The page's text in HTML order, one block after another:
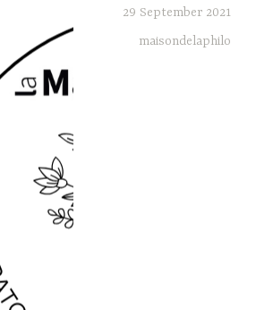
29 September 2021
maisondelaphilo